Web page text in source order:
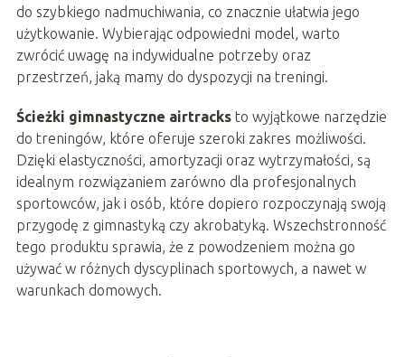
do szybkiego nadmuchiwania, co znacznie ułatwia jego
użytkowanie. Wybierając odpowiedni model, warto
zwrócić uwagę na indywidualne potrzeby oraz
przestrzeń, jaką mamy do dyspozycji na treningi.
Ścieżki gimnastyczne airtracks to wyjątkowe narzędzie
do treningów, które oferuje szeroki zakres możliwości.
Dzięki elastyczności, amortyzacji oraz wytrzymałości, są
idealnym rozwiązaniem zarówno dla profesjonalnych
sportowców, jak i osób, które dopiero rozpoczynają swoją
przygodę z gimnastyką czy akrobatyką. Wszechstronność
tego produktu sprawia, że z powodzeniem można go
używać w różnych dyscyplinach sportowych, a nawet w
warunkach domowych.